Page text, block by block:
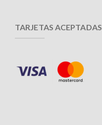
TARJETAS ACEPTADAS